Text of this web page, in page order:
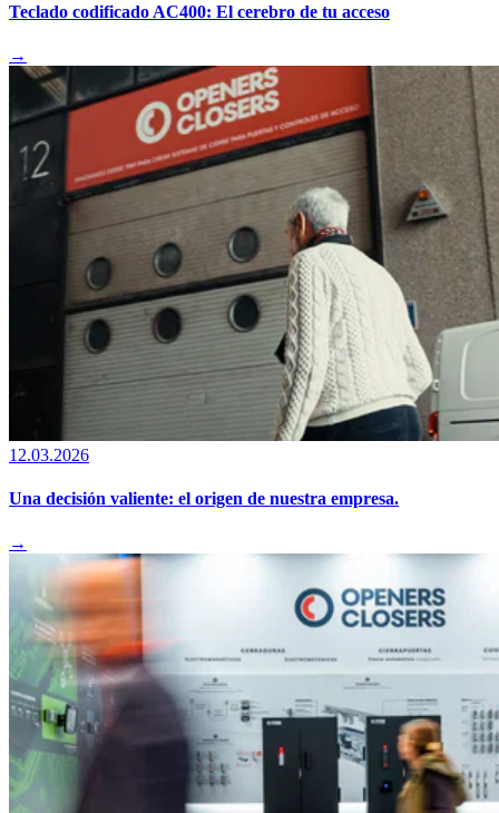
Teclado codificado AC400: El cerebro de tu acceso
→
12.03.2026
Una decisión valiente: el origen de nuestra empresa.
→